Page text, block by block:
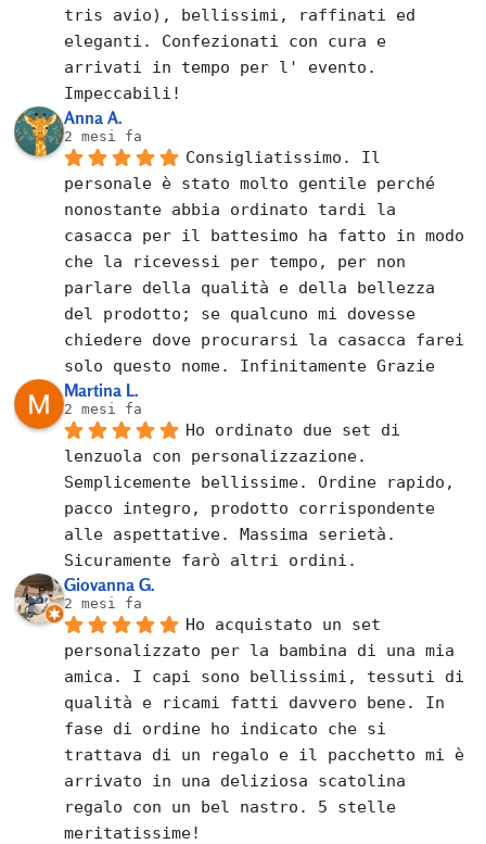
tris avio), bellissimi, raffinati ed
eleganti. Confezionati con cura e
arrivati in tempo per l' evento.
Impeccabili!
Anna A.
2 mesi fa
Consigliatissimo. Il
personale è stato molto gentile perché
nonostante abbia ordinato tardi la
casacca per il battesimo ha fatto in modo
che la ricevessi per tempo, per non
parlare della qualità e della bellezza
del prodotto; se qualcuno mi dovesse
chiedere dove procurarsi la casacca farei
solo questo nome. Infinitamente Grazie
Martina L.
2 mesi fa
Ho ordinato due set di
lenzuola con personalizzazione.
Semplicemente bellissime. Ordine rapido,
pacco integro, prodotto corrispondente
alle aspettative. Massima serietà.
Sicuramente farò altri ordini.
Giovanna G.
2 mesi fa
Ho acquistato un set
personalizzato per la bambina di una mia
amica. I capi sono bellissimi, tessuti di
qualità e ricami fatti davvero bene. In
fase di ordine ho indicato che si
trattava di un regalo e il pacchetto mi è
arrivato in una deliziosa scatolina
regalo con un bel nastro. 5 stelle
meritatissime!